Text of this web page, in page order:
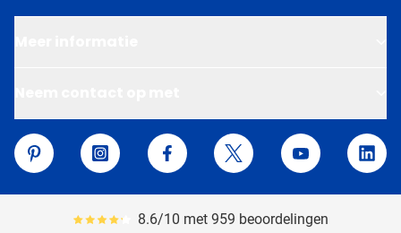
Van Helden Relatiegeschenken
Pinterest
Instagram Facebook Twitter YouTube
Gemiddeld reviewpercentage is 86
8.6/10 met 959 beoordelingen